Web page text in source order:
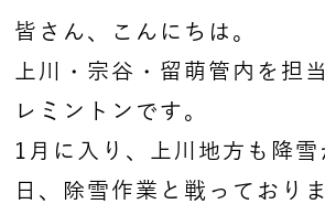
皆さん、こんにちは。
上川・宗谷・留萌管内を担
レミントンです。
1月に入り、上川地方も降雪
日、除雪作業と戦っておりま